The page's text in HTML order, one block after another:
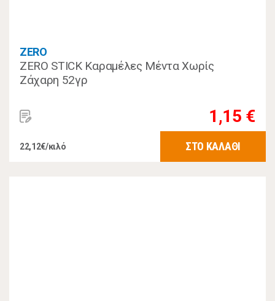
ZERO
ZERO STICK Καραμέλες Μέντα Χωρίς
Ζάχαρη 52γρ
1,15 €
22,12€/κιλό ΣΤΟ ΚΑΛΑΘΙ